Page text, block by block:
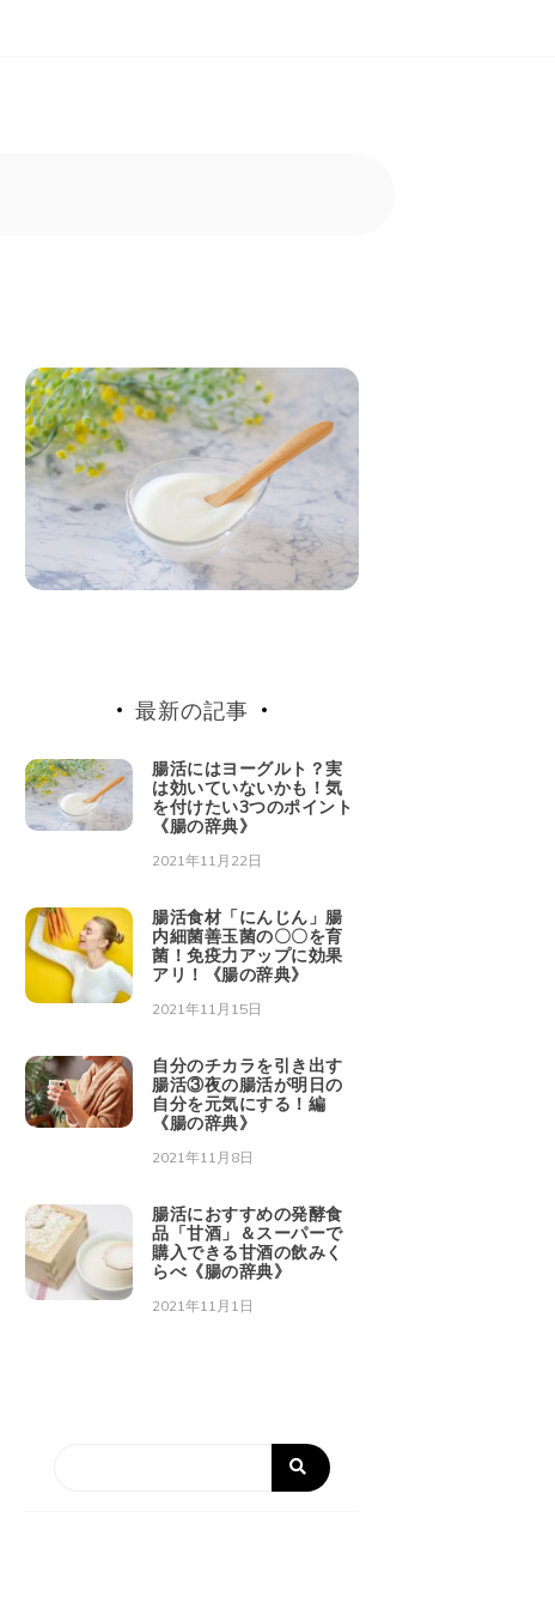
最新の記事
腸活にはヨーグルト？実
は効いていないかも！気
を付けたい3つのポイント
《腸の辞典》
2021年11月22日
腸活食材「にんじん」腸
内細菌善玉菌の〇〇を育
菌！免疫力アップに効果
アリ！《腸の辞典》
2021年11月15日
自分のチカラを引き出す
腸活③夜の腸活が明日の
自分を元気にする！編
《腸の辞典》
2021年11月8日
腸活におすすめの発酵食
品「甘酒」＆スーパーで
購入できる甘酒の飲みく
らべ《腸の辞典》
2021年11月1日